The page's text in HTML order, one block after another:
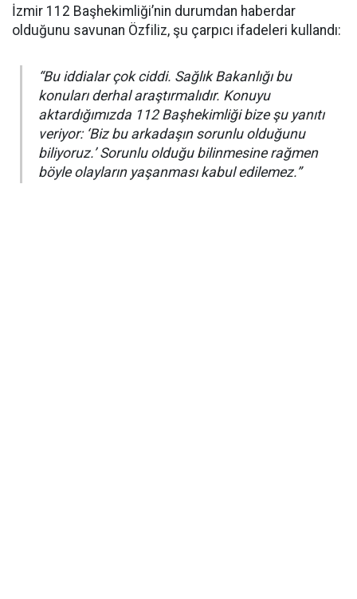
İzmir 112 Başhekimliği’nin durumdan haberdar
olduğunu savunan Özfiliz, şu çarpıcı ifadeleri kullandı:
“Bu iddialar çok ciddi. Sağlık Bakanlığı bu
konuları derhal araştırmalıdır. Konuyu
aktardığımızda 112 Başhekimliği bize şu yanıtı
veriyor: ‘Biz bu arkadaşın sorunlu olduğunu
biliyoruz.’ Sorunlu olduğu bilinmesine rağmen
böyle olayların yaşanması kabul edilemez.”